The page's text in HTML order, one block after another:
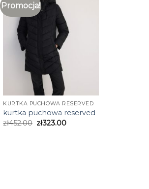
Promocja!
KURTKA PUCHOWA RESERVED
kurtka puchowa reserved
zł452.00 zł323.00